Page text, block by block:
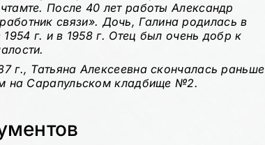
После 40 лет работы Александр
связи». Дочь, Галина родилась в
г. и в 1958 г. Отец был очень добр к
г., Татьяна Алексеевна скончалась раньше
на Сарапульском кладбище №2.